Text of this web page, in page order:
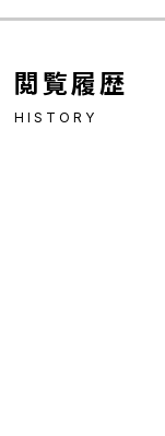
閲覧履歴
HISTORY